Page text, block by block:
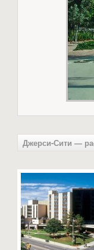
Джерси-Сити —